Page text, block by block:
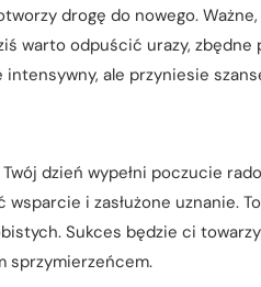
drogę do nowego.
warto odpuścić urazy, zbędne
ale przyniesie
dzień wypełni poczucie
i zasłużone uznanie.
Sukces będzie ci
sprzymierzeńcem.